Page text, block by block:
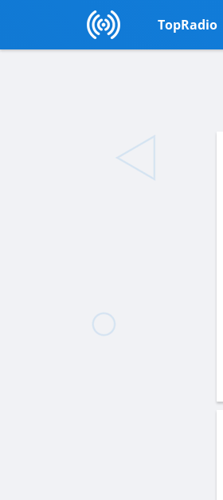
TopRadio